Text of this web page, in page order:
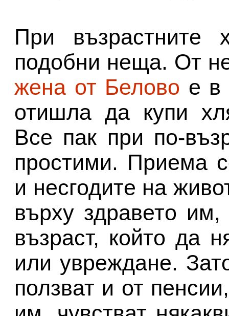
При възрастните
подобни неща. От
жена от Белово е в
отишла да купи
Все пак при по-
простими. Приема
и несгодите на
върху здравето
възраст, който да
или увреждане.
ползват и от